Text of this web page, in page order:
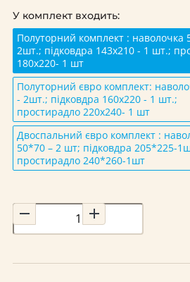
У комплект входить:
Полуторний комплект : наволочка
2шт.; підковдра 143х210 - 1 шт.;
180х220- 1 шт
Полуторний євро комплект:
- 2шт.; підковдра 160х220 - 1 шт.;
простирадло 220х240- 1 шт
Двоспальний євро комплект :
50*70 – 2 шт; підковдра 205*225-
простирадло 240*260-1шт